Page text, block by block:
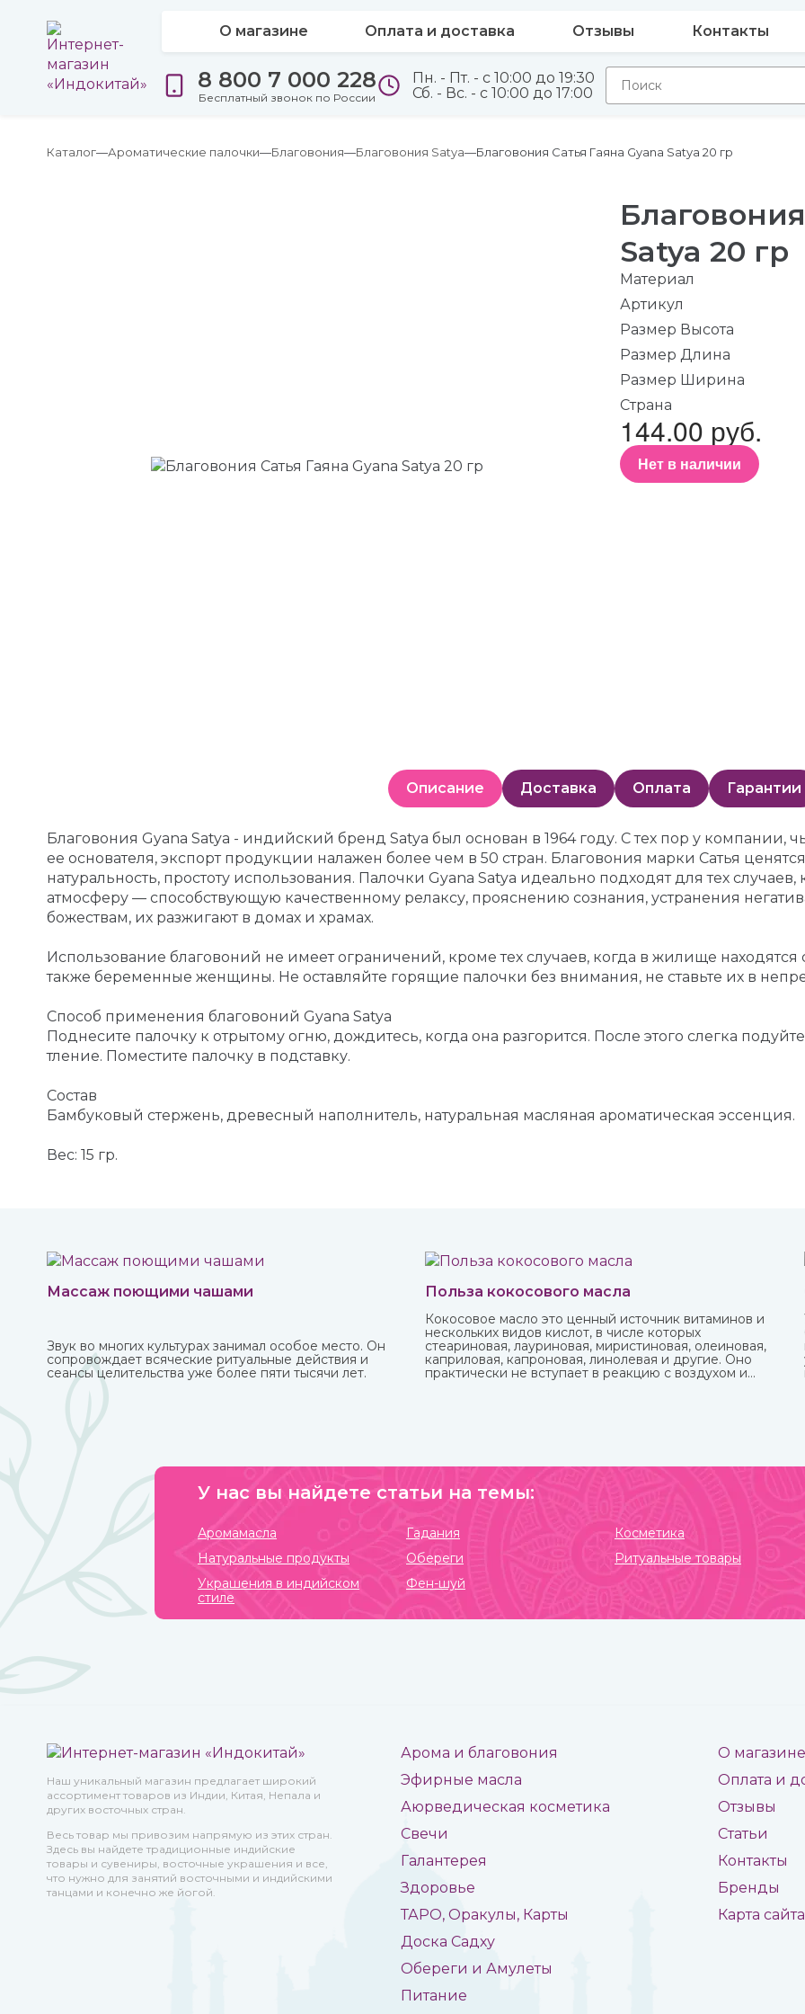
О магазине Оплата и доставка Отзывы Контакты
8 800 7 000 228
Бесплатный звонок по России
Пн. - Пт. - с 10:00 до 19:30
Сб. - Вс. - с 10:00 до 17:00
Каталог Ароматические палочки Благовония Благовония Satya Благовония Сатья Гаяна Gyana Satya 20 гр
Satya 20 гр
Материал
Артикул
Размер Высота
Размер Длина
Размер Ширина
Страна
144.00 руб.
Нет в наличии
Описание Доставка Оплата Гарантии
Благовония Gyana Satya - индийский бренд Satya был основан в 1964 году. С тех пор у компании,
ее основателя, экспорт продукции налажен более чем в 50 стран. Благовония марки Сатья
натуральность, простоту использования. Палочки Gyana Satya идеально подходят для тех
атмосферу — способствующую качественному релаксу, прояснению сознания, устранения
божествам, их разжигают в домах и храмах.
Использование благовоний не имеет ограничений, кроме тех случаев, когда в жилище
также беременные женщины. Не оставляйте горящие палочки без внимания, не ставьте их в
Способ применения благовоний Gyana Satya
Поднесите палочку к отрытому огню, дождитесь, когда она разгорится. После этого слегка
тление. Поместите палочку в подставку.
Состав
Бамбуковый стержень, древесный наполнитель, натуральная масляная ароматическая эссенция.
Вес: 15 гр.
Массаж поющими чашами
Звук во многих культурах занимал особое место. Он
сопровождает всяческие ритуальные действия и
сеансы целительства уже более пяти тысячи лет.
Польза кокосового масла
Кокосовое масло это ценный источник витаминов и
нескольких видов кислот, в числе которых
стеариновая, лауриновая, миристиновая, олеиновая,
каприловая, капроновая, линолевая и другие. Оно
практически не вступает в реакцию с воздухом и
У нас вы найдете статьи на темы:
Аромамасла Гадания
Косметика
Натуральные продукты
Обереги
Ритуальные товары
Украшения в индийском
стиле
Фен-шуй
Наш уникальный магазин предлагает широкий
ассортимент товаров из Индии, Китая, Непала и
других восточных стран.
Весь товар мы привозим напрямую из этих стран.
Здесь вы найдете традиционные индийские
товары и сувениры, восточные украшения и все,
что нужно для занятий восточными и индийскими
танцами и конечно же йогой.
Арома и благовония
Эфирные масла
Аюрведическая косметика
Свечи
Галантерея
Здоровье
ТАРО, Оракулы, Карты
Доска Садху
Обереги и Амулеты
Питание
О магазине
Оплата и
Отзывы
Статьи
Контакты
Бренды
Карта сайта